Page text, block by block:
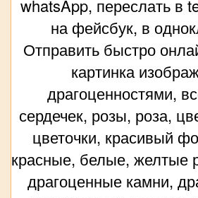
whatsApp, переслать в
на фейсбук, в
Отправить быстро
картинка
драгоценностями,
сердечек, розы, роза,
цветочки, красивый
красные, белые, желтые
драгоценные камни,